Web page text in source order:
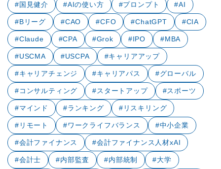
#国見健介 #AIの使い方 #プロンプト #AI
#Bリーグ #CAO #CFO #ChatGPT #CIA
#Claude #CPA #Grok #IPO #MBA
#USCMA #USCPA #キャリアアップ
#キャリアチェンジ #キャリアパス #グローバル
#コンサルティング #スタートアップ #スポーツ
#マインド #ランキング #リスキリング
#リモート #ワークライフバランス #中小企業
#会計ファイナンス #会計ファイナンス人材xAI
#会計士 #内部監査 #内部統制 #大学